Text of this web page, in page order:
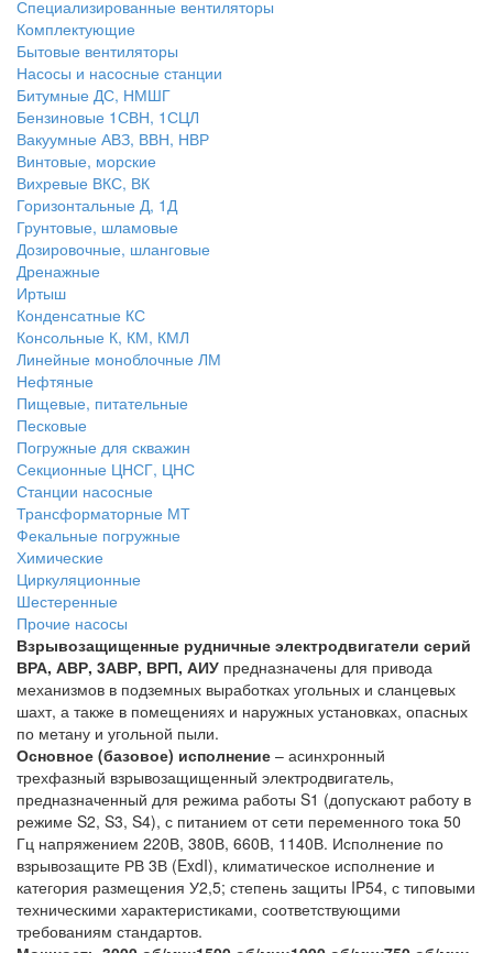
Специализированные вентиляторы
Комплектующие
Бытовые вентиляторы
Насосы и насосные станции
Битумные ДС, НМШГ
Бензиновые 1СВН, 1СЦЛ
Вакуумные АВЗ, ВВН, НВР
Винтовые, морские
Вихревые ВКС, ВК
Горизонтальные Д, 1Д
Грунтовые, шламовые
Дозировочные, шланговые
Дренажные
Иртыш
Конденсатные КС
Консольные К, КМ, КМЛ
Линейные моноблочные ЛМ
Нефтяные
Пищевые, питательные
Песковые
Погружные для скважин
Секционные ЦНСГ, ЦНС
Станции насосные
Трансформаторные МТ
Фекальные погружные
Химические
Циркуляционные
Шестеренные
Прочие насосы
Взрывозащищенные рудничные электродвигатели серий
ВРА, АВР, 3АВР, ВРП, АИУ предназначены для привода
механизмов в подземных выработках угольных и сланцевых
шахт, а также в помещениях и наружных установках, опасных
по метану и угольной пыли.
Основное (базовое) исполнение – асинхронный
трехфазный взрывозащищенный электродвигатель,
предназначенный для режима работы S1 (допускают работу в
режиме S2, S3, S4), с питанием от сети переменного тока 50
Гц напряжением 220В, 380В, 660В, 1140В. Исполнение по
взрывозащите РВ 3В (ExdI), климатическое исполнение и
категория размещения У2,5; степень защиты IP54, с типовыми
техническими характеристиками, соответствующими
требованиям стандартов.